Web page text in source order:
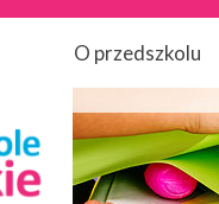
O przedszkolu